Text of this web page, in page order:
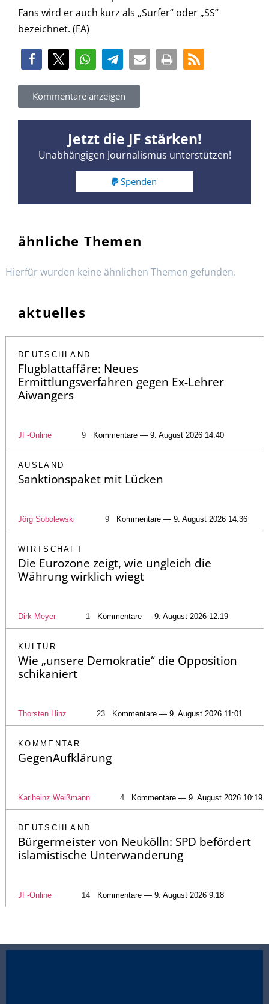
Fans wird er auch kurz als „Surfer“ oder „SS“
bezeichnet. (FA)
Kommentare anzeigen
Jetzt die JF stärken!
Unabhängigen Journalismus unterstützen!
Spenden
ähnliche Themen
Hierfür wurden keine ähnlichen Themen gefunden.
aktuelles
DEUTSCHLAND
Flugblattaffäre: Neues
Ermittlungsverfahren gegen Ex-Lehrer
Aiwangers
JF-Online 9 Kommentare — 9. August 2026 14:40
AUSLAND
Sanktionspaket mit Lücken
Jörg Sobolewski 9 Kommentare — 9. August 2026 14:36
WIRTSCHAFT
Die Eurozone zeigt, wie ungleich die
Währung wirklich wiegt
Dirk Meyer 1 Kommentare — 9. August 2026 12:19
KULTUR
Wie „unsere Demokratie“ die Opposition
schikaniert
Thorsten Hinz 23 Kommentare — 9. August 2026 11:01
KOMMENTAR
GegenAufklärung
Karlheinz Weißmann 4 Kommentare — 9. August 2026 10:19
DEUTSCHLAND
Bürgermeister von Neukölln: SPD befördert
islamistische Unterwanderung
JF-Online 14 Kommentare — 9. August 2026 9:18